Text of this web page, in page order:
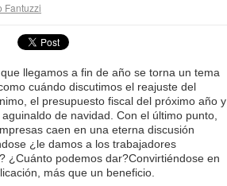
Fantuzzi
llegamos a fin de año se torna un tema
cuándo discutimos el reajuste del
el presupuesto fiscal del próximo año y
de navidad. Con el último punto,
caen en una eterna discusión
¿le damos a los trabajadores
¿Cuánto podemos dar?Convirtiéndose en
más que un beneficio.